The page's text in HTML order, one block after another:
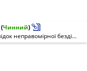
(Чинний)
Про стягнення шкоди, завданої внаслідок неправомірної бездіяльності органу державної виконавчої служби